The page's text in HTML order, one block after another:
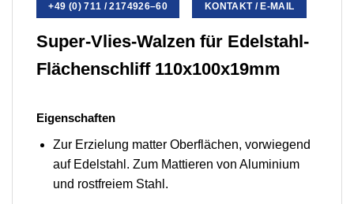
+49 (0) 711 / 2174926–60 KONTAKT / E-MAIL
Super-Vlies-Walzen für Edelstahl-
Flächenschliff 110x100x19mm
Eigenschaften
Zur Erzielung matter Oberflächen, vorwiegend
auf Edelstahl. Zum Mattieren von Aluminium
und rostfreiem Stahl.